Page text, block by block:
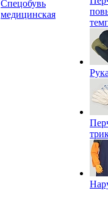
Спецобувь
медицинская